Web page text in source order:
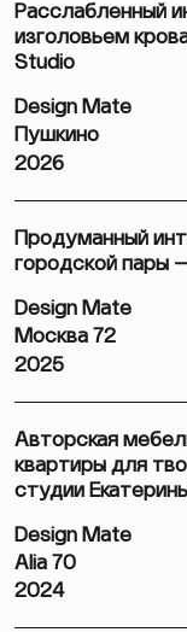
Расслабленный
изголовьем
Studio
Design Mate
Пушкино
2026
Продуманный
городской пары
Design Mate
Москва 72
2025
Авторская
квартиры для
студии
Design Mate
Alia 70
2024